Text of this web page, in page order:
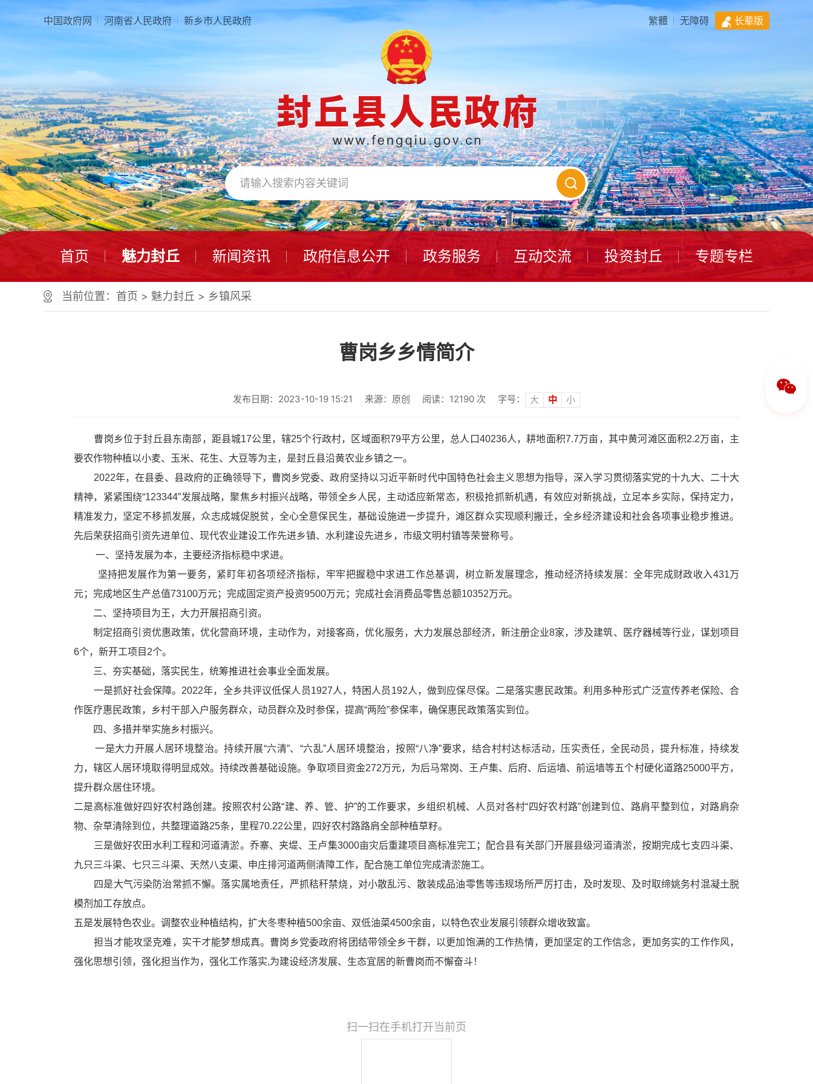
中国政府网 河南省人民政府 新乡市人民政府 繁體 无障碍 长辈版
首页 魅力封丘 新闻资讯 政府信息公开 政务服务 互动交流 投资封丘 专题专栏
当前位置： 首页 > 魅力封丘 > 乡镇风采
曹岗乡乡情简介
发布日期：2023-10-19 15:21 来源：原创 阅读： 12190 次 字号： 大 中 小
曹岗乡位于封丘县东南部，距县城17公里，辖25个行政村，区域面积79平方公里，总人口40236人，耕地面积7.7万亩，其中黄河滩区面积2.2万亩，主
要农作物种植以小麦、玉米、花生、大豆等为主，是封丘县沿黄农业乡镇之一。
2022年，在县委、县政府的正确领导下，曹岗乡党委、政府坚持以习近平新时代中国特色社会主义思想为指导，深入学习贯彻落实党的十九大、二十大
精神，紧紧围绕“123344”发展战略，聚焦乡村振兴战略，带领全乡人民，主动适应新常态，积极抢抓新机遇，有效应对新挑战，立足本乡实际，保持定力，
精准发力，坚定不移抓发展，众志成城促脱贫，全心全意保民生，基础设施进一步提升，滩区群众实现顺利搬迁，全乡经济建设和社会各项事业稳步推进。
先后荣获招商引资先进单位、现代农业建设工作先进乡镇、水利建设先进乡 ， 市级文明村镇等荣誉称号。
一、坚持发展为本，主要经济指标稳中求进。
坚持把发展作为第一要务，紧盯年初各项经济指标，牢牢把握稳中求进工作总基调 ，树立新发展理念，推动经济持续发展：全年完成财政收入431万
元；完成地区生产总值73100万元；完成固定资产投资9500万元；完成社会消费品零售总额10352万元。
二、坚持项目为王，大力开展招商引资。
制定招商引资优惠政策，优化营商环境，主动作为，对接客商，优化服务，大力发展总部经济，新注册企业8家，涉及建筑、医疗器械等行业，谋划项目
6个，新开工项目2个。
三、夯实基础，落实民生，统筹推进社会事业全面发展。
一是抓好社会保障。2022年，全乡共评议低保人员1927人，特困人员192人，做到应保尽保。二是落实惠民政策。利用多种形式广泛宣传养老保险、合
作医疗惠民政策，乡村干部入户服务群众，动员群众及时参保，提高“两险”参保率，确保惠民政策落实到位。
四、多措并举实施乡村振兴。
一是大力开展人居环境整治。持续开展“六清”、 “六乱”人居环境整治，按照“八净”要求，结合村村达标活动，压实责任，全民动员，提升标准，持续发
力，辖区人居环境取得明显成效。持续改善基础设施。争取项目资金272万元，为后马常岗、王卢集、后府、后运墙、前运墙等五个村硬化道路25000平方，
提升群众居住环境。
二是高标准做好四好农村路创建。按照农村公路“建、养、管、护”的工作要求，乡组织机械、人员对各村“四好农村路”创建到位、路肩平整到位，对路肩杂
物、杂草清除到位，共整理道路25条，里程70.22公里，四好农村路路肩全部种植草籽。
三是做好农田水利工程和河道清淤。乔寨、夹堤、 王卢集3000亩灾后重建项目高标准完工；配合县有关部门开展县级河道清淤，按期完成七支四斗渠、
九只三斗渠、七只三斗渠、天然八支渠、申庄排河道两侧清障工作，配合施工单位完成清淤施工。
四是大气污染防治常抓不懈。落实属地责任，严抓秸秆禁烧，对小散乱污、散装成品油零售等违规场所严厉打击，及时发现、及时取缔姚务村混凝土脱
模剂加工存放点。
五是发展特色农业。调整农业种植结构，扩大冬枣种植500余亩、双低油菜4500余亩，以特色农业发展引领群众增收致富。
担当才能攻坚克难，实干才能梦想成真。曹岗乡党委政府将团结带领全乡干群，以更加饱满的工作热情，更加坚定的工作信念，更加务实的工作作风，
强化思想引领，强化担当作为，强化工作落实,为建设经济发展、生态宜居的新曹岗而不懈奋斗！
扫一扫在手机打开当前页